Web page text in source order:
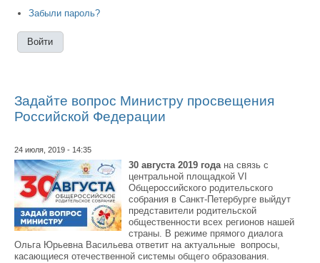
Забыли пароль?
Задайте вопрос Министру просвещения
Российской Федерации
24 июля, 2019 - 14:35
30 августа 2019 годана связь с
центральной площадкой VI
Общероссийского родительского
собрания в Санкт-Петербурге выйдут
представители родительской
общественности всех регионов нашей
страны. В режиме прямого диалога
Ольга Юрьевна Васильева ответит на актуальные вопросы,
касающиеся отечественной системы общего образования.